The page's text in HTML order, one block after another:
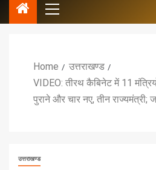
Home
उत्तराखण्ड
VIDEO: तीरथ कैबिनेट में 11
पुराने और चार नए, तीन राज्यमंत्री;
उत्तराखण्ड